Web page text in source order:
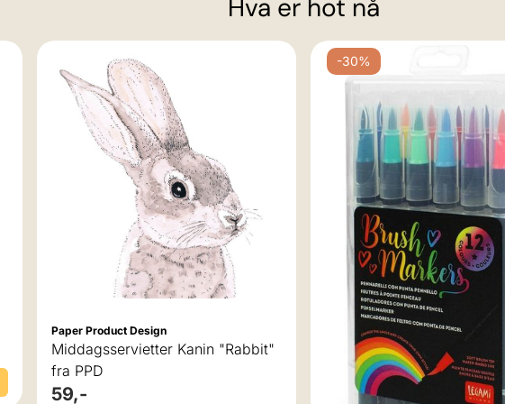
Hva er hot nå
Paper Product Design
Middagsservietter Kanin "Rabbit"
fra PPD
59,-
-30%